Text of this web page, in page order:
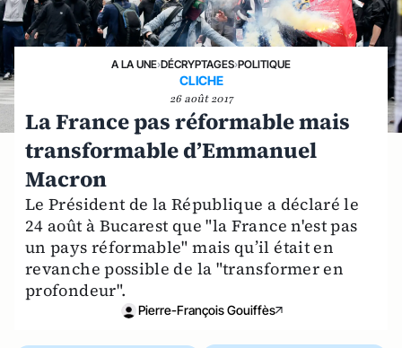
A LA UNE›DÉCRYPTAGES›POLITIQUE
CLICHE
26 août 2017
La France pas réformable mais
transformable d’Emmanuel
Macron
Le Président de la République a déclaré le
24 août à Bucarest que "la France n'est pas
un pays réformable" mais qu’il était en
revanche possible de la "transformer en
profondeur".
Pierre-François Gouiffès